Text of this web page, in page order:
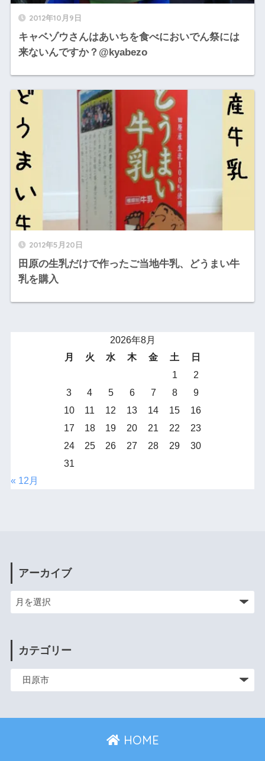
2012年10月9日
キャベゾウさんはあいちを食べにおいでん祭には
来ないんですか？@kyabezo
2012年5月20日
田原の生乳だけで作ったご当地牛乳、どうまい牛
乳を購入
2026年8月
月
火 水 木 金 土
日
1
2
3
4 5 6 7 8
9
10
11 12 13 14 15
16
17
18 19 20 21 22
23
24
25 26 27 28 29
30
31
« 12月
アーカイブ
カテゴリー
HOME